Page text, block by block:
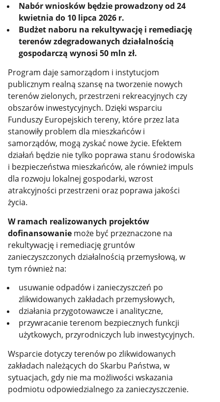
Nabór wniosków będzie prowadzony od 24
kwietnia do 10 lipca 2026 r.
Budżet naboru na rekultywację i remediację
terenów zdegradowanych działalnością
gospodarczą wynosi 50 mln zł.
Program daje samorządom i instytucjom
publicznym realną szansę na tworzenie nowych
terenów zielonych, przestrzeni rekreacyjnych czy
obszarów inwestycyjnych. Dzięki wsparciu
Funduszy Europejskich tereny, które przez lata
stanowiły problem dla mieszkańców i
samorządów, mogą zyskać nowe życie. Efektem
działań będzie nie tylko poprawa stanu środowiska
i bezpieczeństwa mieszkańców, ale również impuls
dla rozwoju lokalnej gospodarki, wzrost
atrakcyjności przestrzeni oraz poprawa jakości
życia.
W ramach realizowanych projektów
dofinansowanie może być przeznaczone na
rekultywację i remediację gruntów
zanieczyszczonych działalnością przemysłową, w
tym również na:
usuwanie odpadów i zanieczyszczeń po
zlikwidowanych zakładach przemysłowych,
działania przygotowawcze i analityczne,
przywracanie terenom bezpiecznych funkcji
użytkowych, przyrodniczych lub inwestycyjnych.
Wsparcie dotyczy terenów po zlikwidowanych
zakładach należących do Skarbu Państwa, w
sytuacjach, gdy nie ma możliwości wskazania
podmiotu odpowiedzialnego za zanieczyszczenie.